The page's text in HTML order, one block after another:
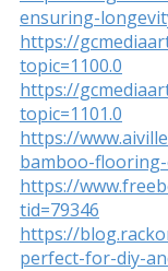
ensuring-
https://
topic=1100.0
https://
topic=1101.0
https://
bamboo-
https://
tid=79346
https://
perfect-for-diy-